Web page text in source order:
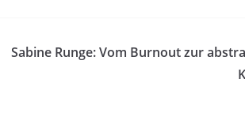
Sabine Runge: Vom Burnout zur